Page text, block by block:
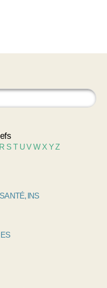
R S T UVW X YZ
INS